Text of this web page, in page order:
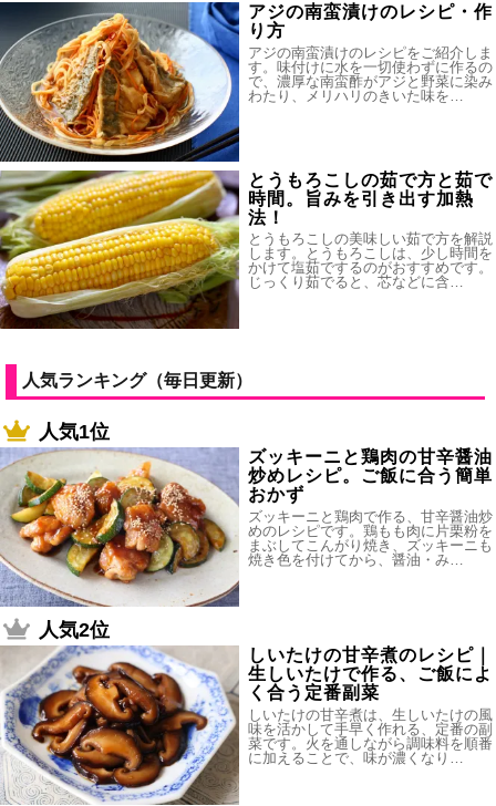
アジの南蛮漬けのレシピ・作
り方
アジの南蛮漬けのレシピをご紹介しま
す。味付けに水を一切使わずに作るの
で、濃厚な南蛮酢がアジと野菜に染み
わたり、メリハリのきいた味を…
とうもろこしの茹で方と茹で
時間。旨みを引き出す加熱
法！
とうもろこしの美味しい茹で方を解説
します。とうもろこしは、少し時間を
かけて塩茹でするのがおすすめです。
じっくり茹でると、芯などに含…
人気ランキング（毎日更新）
人気1位
ズッキーニと鶏肉の甘辛醤油
炒めレシピ。ご飯に合う簡単
おかず
ズッキーニと鶏肉で作る、甘辛醤油炒
めのレシピです。鶏もも肉に片栗粉を
まぶしてこんがり焼き、ズッキーニも
焼き色を付けてから、醤油・み…
人気2位
しいたけの甘辛煮のレシピ｜
生しいたけで作る、ご飯によ
く合う定番副菜
しいたけの甘辛煮は、生しいたけの風
味を活かして手早く作れる、定番の副
菜です。火を通しながら調味料を順番
に加えることで、味が濃くなり…